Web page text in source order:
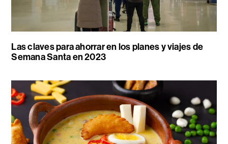
Las claves para ahorrar en los planes y viajes de
Semana Santa en 2023